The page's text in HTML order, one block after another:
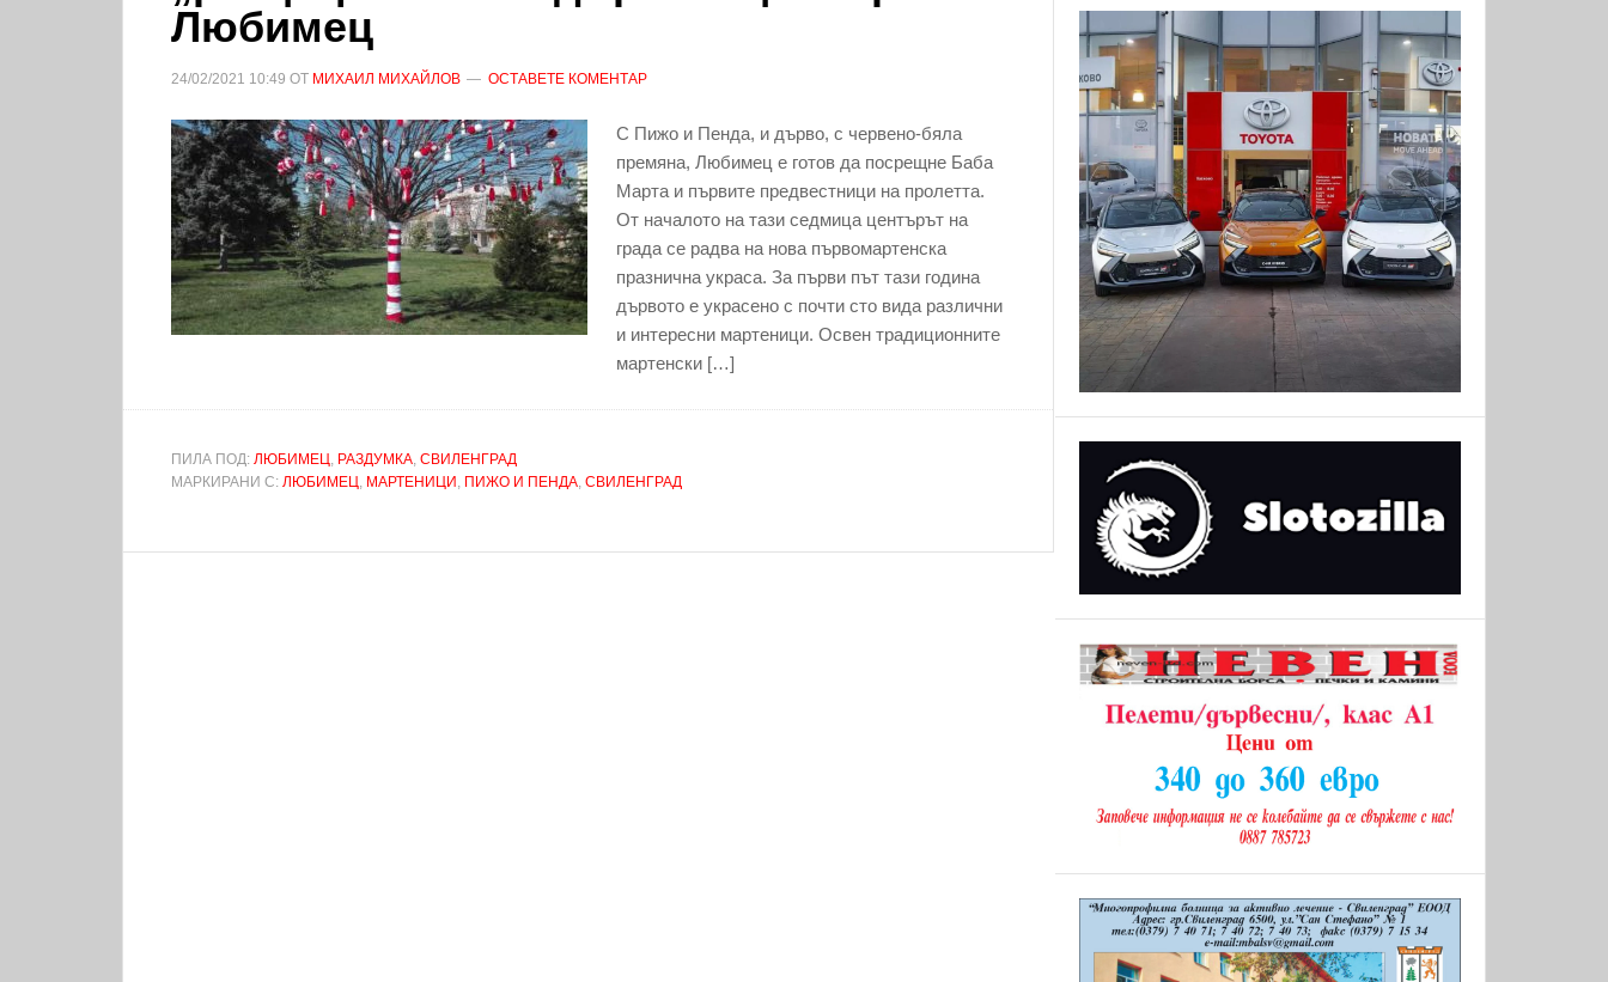
Любимец
24/02/2021 10:49 ОТ МИХАИЛ МИХАЙЛОВ ОСТАВЕТЕ КОМЕНТАР
С Пижо и Пенда, и дърво, с червено-бяла
премяна, Любимец е готов да посрещне Баба
Марта и първите предвестници на пролетта.
От началото на тази седмица центърът на
града се радва на нова първомартенска
празнична украса. За първи път тази година
дървото е украсено с почти сто вида различни
и интересни мартеници. Освен традиционните
мартенски […]
ПИЛА ПОД: ЛЮБИМЕЦ, РАЗДУМКА, СВИЛЕНГРАД
МАРКИРАНИ С: ЛЮБИМЕЦ, МАРТЕНИЦИ , ПИЖО И ПЕНДА, СВИЛЕНГРАД